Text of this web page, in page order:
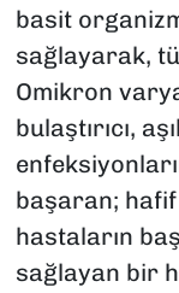
basit
sağlayarak,
Omikron
bulaştırıcı,
başaran;
hastaların
sağlayan bir